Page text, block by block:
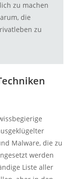
zu machen
die
zu
Malware, die zu
werden
Liste aller